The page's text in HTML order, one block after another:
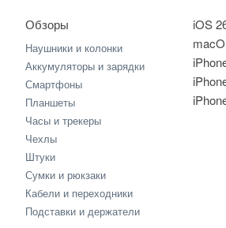
iOS
Обзоры
Наушники и колонки
Аккумуляторы и зарядки
Смартфоны
Планшеты
Часы и трекеры
Чехлы
Штуки
Сумки и рюкзаки
Кабели и переходники
Подставки и держатели